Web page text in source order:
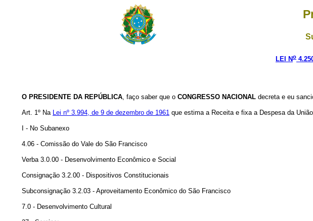
LEI No
O PRESIDENTE DA REPÚBLICA, faço saber que o CONGRESSO NACIONAL decreta e eu
Art. 1º Na Lei nº 3.994, de 9 de dezembro de 1961 que estima a Receita e fixa a Despesa da
I - No Subanexo
4.06 - Comissão do Vale do São Francisco
Verba 3.0.00 - Desenvolvimento Econômico e Social
Consignação 3.2.00 - Dispositivos Constitucionais
Subconsignação 3.2.03 - Aproveitamento Econômico do São Francisco
7.0 - Desenvolvimento Cultural